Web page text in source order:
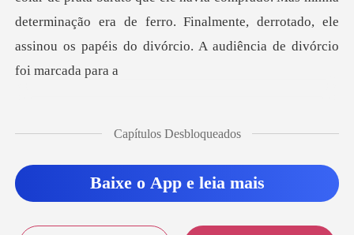
determinaç
Capítulos Desbloqueados
Baixe o App e leia mais